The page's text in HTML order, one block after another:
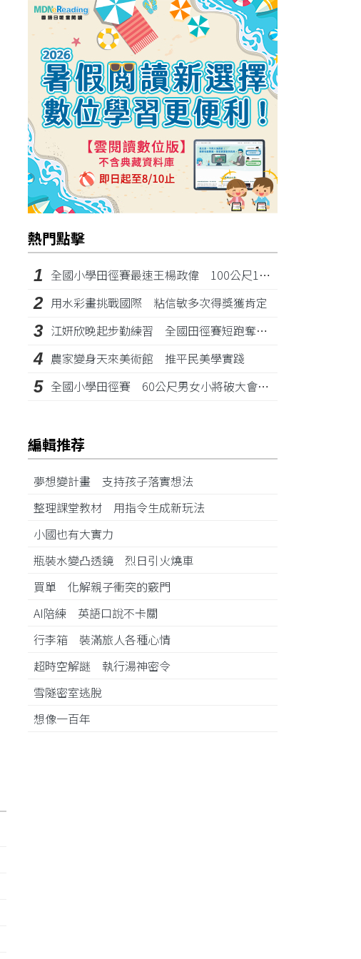
熱門點擊
1 全國小學田徑賽最速王楊政偉 100公尺11秒87奪金
2 用水彩畫挑戰國際 粘信敏多次得獎獲肯定
3 江姸欣晚起步勤練習 全國田徑賽短跑奪金摘銅
4 農家變身天來美術館 推平民美學實踐
5 全國小學田徑賽 60公尺男女小將破大會紀錄
編輯推荐
夢想變計畫 支持孩子落實想法
整理課堂教材 用指令生成新玩法
小國也有大實力
瓶裝水變凸透鏡 烈日引火燒車
買單 化解親子衝突的竅門
AI陪練 英語口說不卡關
行李箱 裝滿旅人各種心情
超時空解謎 執行湯神密令
雪隧密室逃脫
想像一百年